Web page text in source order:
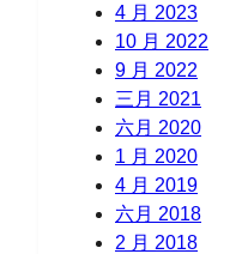
4 月 2023
10 月 2022
9 月 2022
三月 2021
六月 2020
1 月 2020
4 月 2019
六月 2018
2 月 2018